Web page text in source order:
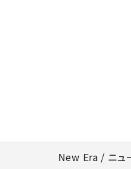
New Era / ニュ